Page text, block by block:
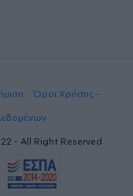
Όροι Χρήσης -
- All Right Reserved